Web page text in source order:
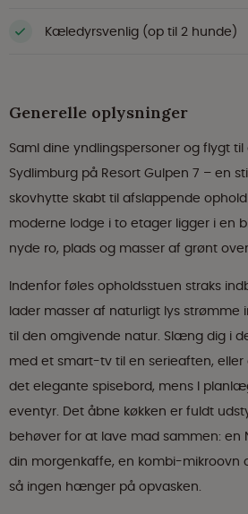
Kæledyrsvenlig (op til 2 hunde)
Generelle oplysninger
Saml dine yndlingspersoner og flygt
Sydlimburg på Resort Gulpen 7 – en
skovhytte skabt til afslappende
moderne lodge i to etager ligger i en
nyde ro, plads og masser af grønt
Indenfor føles opholdsstuen straks
lader masser af naturligt lys strømme
til den omgivende natur. Slæng dig i
med et smart-tv til en serieaften,
det elegante spisebord, mens I
eventyr. Det åbne køkken er fuldt
behøver for at lave mad sammen: en
din morgenkaffe, en kombi-mikroovn
så ingen hænger på opvasken.